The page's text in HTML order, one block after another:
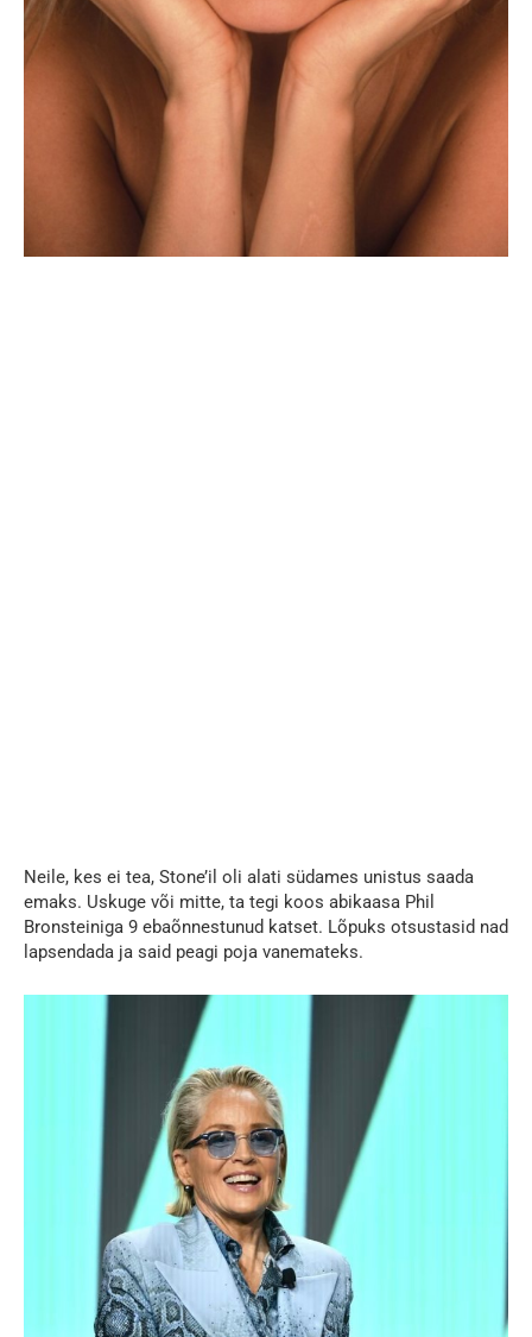
Neile, kes ei tea, Stone’il oli alati südames unistus saada
emaks. Uskuge või mitte, ta tegi koos abikaasa Phil
Bronsteiniga 9 ebaõnnestunud katset. Lõpuks otsustasid nad
lapsendada ja said peagi poja vanemateks.